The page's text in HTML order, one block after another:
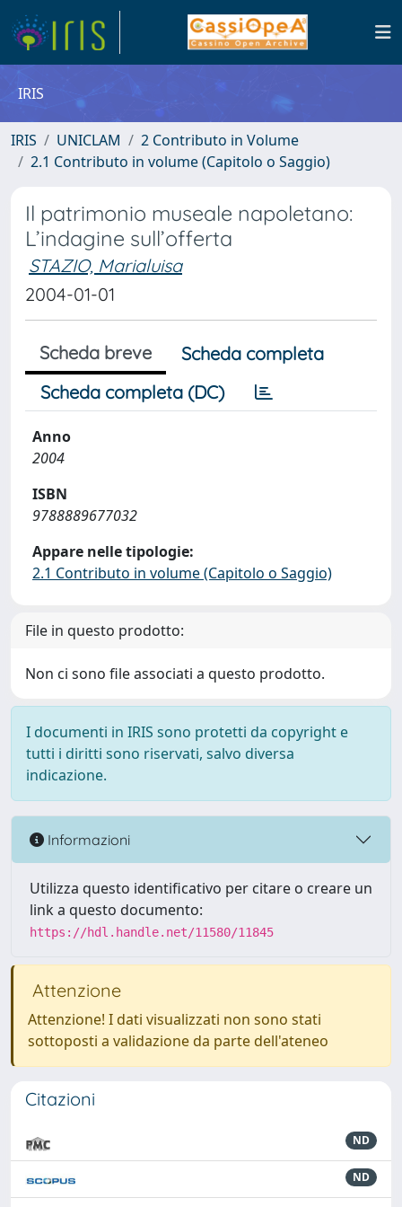
IRIS
IRIS UNICLAM
2 Contributo in Volume
2.1 Contributo in volume (Capitolo o Saggio)
Il patrimonio museale napoletano:
L’indagine sull’offerta
STAZIO, Marialuisa
2004-01-01
Scheda breve
Scheda completa
Scheda completa (DC)
Anno
2004
ISBN
9788889677032
Appare nelle tipologie:
2.1 Contributo in volume (Capitolo o Saggio)
File in questo prodotto:
Non ci sono file associati a questo prodotto.
I documenti in IRIS sono protetti da copyright e
tutti i diritti sono riservati, salvo diversa
indicazione.
Informazioni
Utilizza questo identificativo per citare o creare un
link a questo documento:
https://hdl.handle.net/11580/11845
Attenzione
Attenzione! I dati visualizzati non sono stati
sottoposti a validazione da parte dell'ateneo
Citazioni
ND
ND